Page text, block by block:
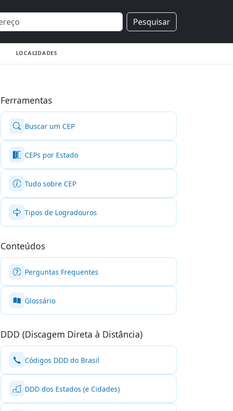
Pesquisar
LOCALIDADES
Ferramentas
Buscar um CEP
CEPs por Estado
Tudo sobre CEP
Tipos de Logradouros
Conteúdos
Perguntas Frequentes
Glossário
DDD (Discagem Direta à Distância)
Códigos DDD do Brasil
DDD dos Estados (e Cidades)